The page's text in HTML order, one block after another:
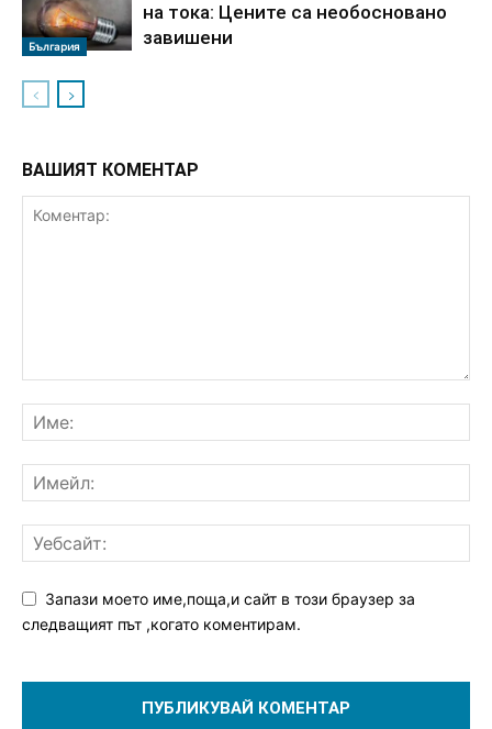
България
на тока: Цените са необосновано
завишени
ВАШИЯТ КОМЕНТАР
Запази моето име,поща,и сайт в този браузер за
следващият път ,когато коментирам.